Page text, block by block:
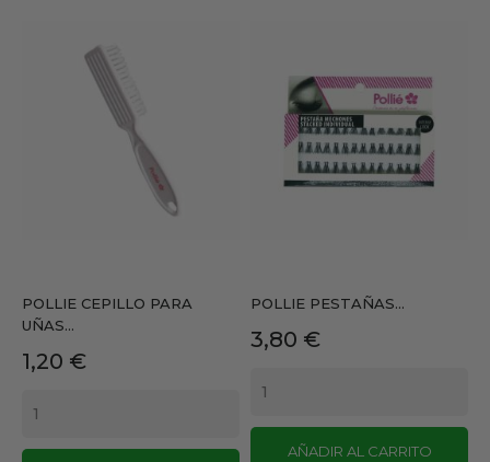
POLLIE CEPILLO PARA
UÑAS...
Precio
1,20 €
POLLIE PESTAÑAS...
Precio
3,80 €
AÑADIR AL CARRITO